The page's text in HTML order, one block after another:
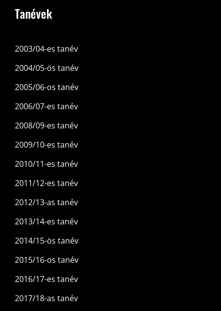
Tanévek
2003/04-es tanév
2004/05-ös tanév
2005/06-os tanév
2006/07-es tanév
2008/09-es tanév
2009/10-es tanév
2010/11-es tanév
2011/12-es tanév
2012/13-as tanév
2013/14-es tanév
2014/15-ös tanév
2015/16-os tanév
2016/17-es tanév
2017/18-as tanév